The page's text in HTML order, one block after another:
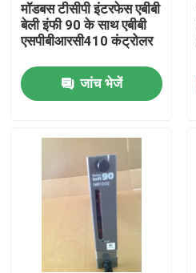
मॉडबस टीसीपी इंटरफेस एबीबी
बेली इंफी 90 के साथ एबीबी
एसपीबीआरसी410 कंट्रोलर
जांच भेजें